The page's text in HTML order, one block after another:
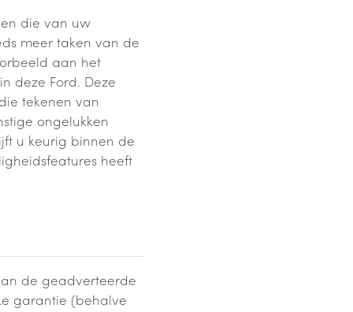
die van uw
meer taken van de
aan het
deze Ford. Deze
tekenen van
ongelukken
u keurig binnen de
heeft
de geadverteerde
garantie (behalve